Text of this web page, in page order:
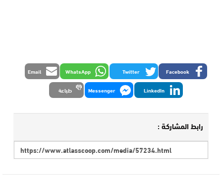
Facebook
Twitter
WhatsApp
Email
LinkedIn
Messenger طباعة
رابط المشاركة :